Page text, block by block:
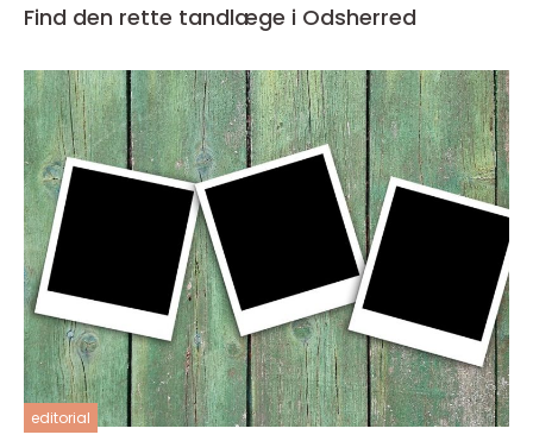
Find den rette tandlæge i Odsherred
editorial